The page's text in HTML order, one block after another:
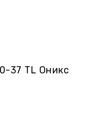
37 TL Оникс